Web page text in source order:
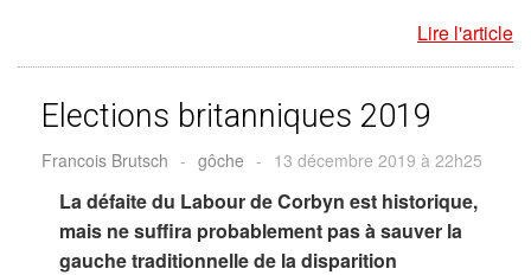
Lire l'article
Elections britanniques 2019
Francois Brutsch - gôche - 13 décembre 2019 à 22h25
La défaite du Labour de Corbyn est historique,
mais ne suffira probablement pas à sauver la
gauche traditionnelle de la disparition